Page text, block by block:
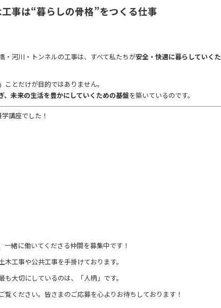
事は“暮らしの骨格”をつくる仕事
・河川・トンネルの工事は、すべて私たちが安全・快適に暮らしていく
ことだけが目的ではありません。
、未来の生活を豊かにしていくための基盤を築いているのです。
講座でした！
一緒に働いてくださる仲間を募集中です！
木工事や公共工事を手掛けております。
大切にしているのは、「人柄」です。
覧ください。皆さまのご応募を心よりお待ちしております！